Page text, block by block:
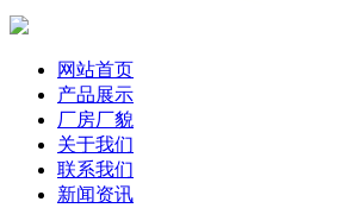
网站首页
产品展示
厂房厂貌
关于我们
联系我们
新闻资讯